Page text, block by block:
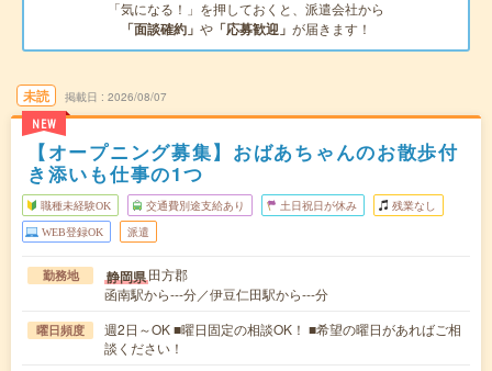
「気になる！」を押しておくと、派遣会社から
「面談確約」 や 「応募歓迎」 が届きます！
未読
NEW
掲載日 2026/08/07
【オープニング募集】おばあちゃんのお散歩付
き添いも仕事の1つ
職種未経験OK 交通費別途支給あり 土日祝日が休み 残業なし
WEB登録OK 派遣
勤務地 静岡県田方郡
函南駅から---分／伊豆仁田駅から---分
曜日頻度
週2日～OK ■曜日固定の相談OK！ ■希望の曜日があればご相
談ください！